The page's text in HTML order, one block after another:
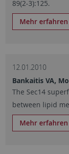
89(2-3):125.
Mehr erfahren
12.01.2010
Bankaitis VA,
The Sec14
between lipid
Mehr erfahren